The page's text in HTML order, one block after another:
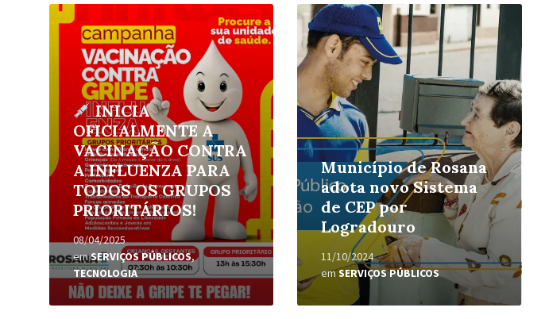
INICIA
OFICIALMENTE A
VACINAÇÃO CONTRA
A INFLUENZA PARA
TODOS OS GRUPOS
PRIORITÁRIOS!
08/04/2025
emSERVIÇOS PÚBLICOS,
TECNOLOGIA
Leia
Mais
Município de Rosana
adota novo Sistema
de CEP por
Logradouro
11/10/2024
emSERVIÇOS PÚBLICOS
Leia
Mais